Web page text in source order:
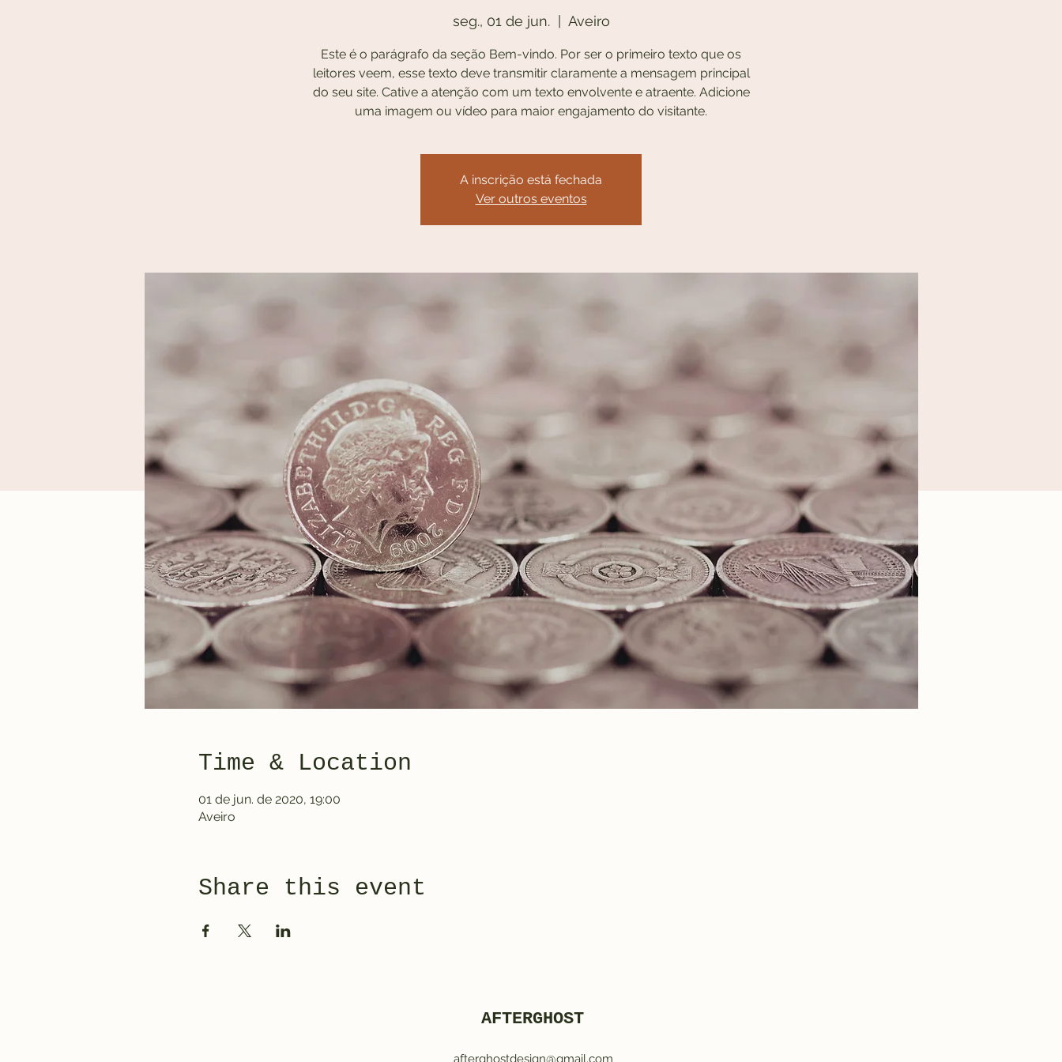
seg., 01 de jun.
  |
Aveiro
Este é o parágrafo da seção Bem-vindo. Por ser o primeiro texto que os
leitores veem, esse texto deve transmitir claramente a mensagem principal
do seu site. Cative a atenção com um texto envolvente e atraente. Adicione
uma imagem ou vídeo para maior engajamento do visitante.
A inscrição está fechada
Ver outros eventos
Time & Location
01 de jun. de 2020, 19:00
Aveiro
Share this event
AFTERGHOST
afterghostdesign@gmail.com